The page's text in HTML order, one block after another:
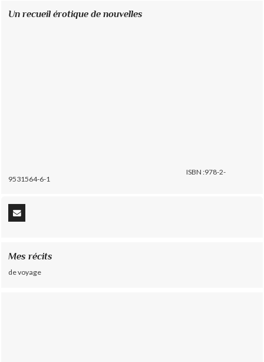
Un recueil érotique de nouvelles
ISBN :978-2-
9531564-6-1
Mes récits
de voyage